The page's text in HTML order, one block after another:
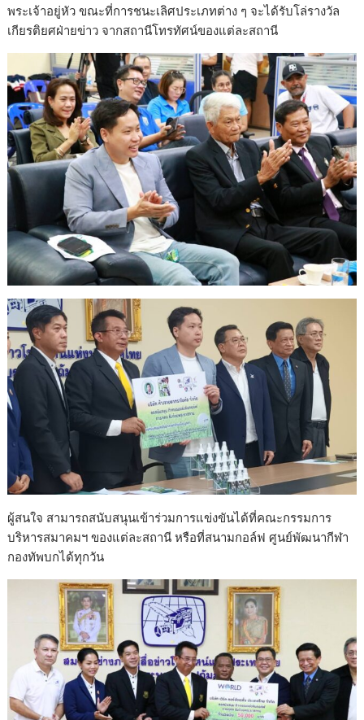
พระเจ้าอยู่หัว ขณะที่การชนะเลิศประเภทต่าง ๆ จะได้รับโล่รางวัล
เกียรติยศฝ่ายข่าว จากสถานีโทรทัศน์ของแต่ละสถานี
ผู้สนใจ สามารถสนับสนุนเข้าร่วมการแข่งขันได้ที่คณะกรรมการ
บริหารสมาคมฯ ของแต่ละสถานี หรือที่สนามกอล์ฟ ศูนย์พัฒนากีฬา
กองทัพบกได้ทุกวัน